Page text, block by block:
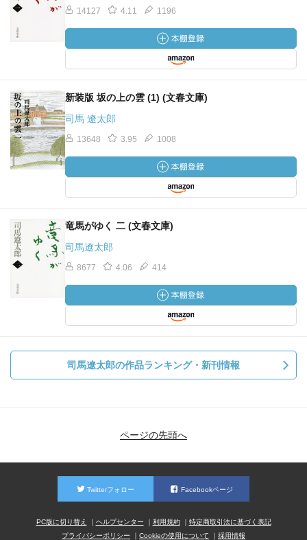
14127 4.11 1196
新装版 坂の上の雲 (1) (文春文庫)
司馬 遼太郎
13648 3.95 1008
竜馬がゆく 二 (文春文庫)
司馬遼太郎
8677 4.06 414
司馬遼太郎の作品ランキング・新刊情報
ページの先頭へ
Twitterフォロー Facebookページ
PC版に切り替え ヘルプセンター 利用規約
特定商取引法に基づく表記
プライバシーポリシー
Cookieの使用について 採用情報